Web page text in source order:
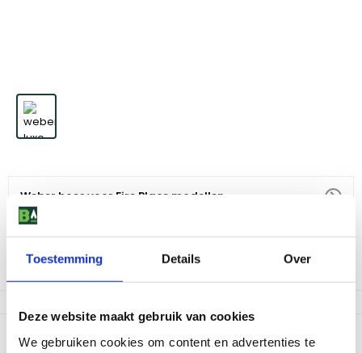
Toestemming Details Over
Deze website maakt gebruik van cookies
We gebruiken cookies om content en advertenties te
Weber hoes voor Fire Place modellen
39,
Niet op voorraad
Productomschrijving